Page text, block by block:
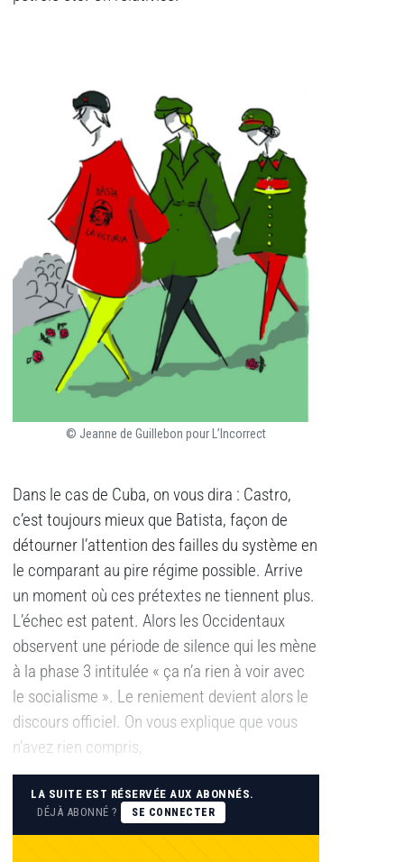
© Jeanne de Guillebon pour L’Incorrect
Dans le cas de Cuba, on vous dira : Castro,
c’est toujours mieux que Batista, façon de
détourner l’attention des failles du système en
le comparant au pire régime possible. Arrive
un moment où ces prétextes ne tiennent plus.
L’échec est patent. Alors les Occidentaux
observent une période de silence qui les mène
à la phase 3 intitulée « ça n’a rien à voir avec
le socialisme ». Le reniement devient alors le
discours officiel. On vous explique que vous
n’avez rien compris,
LA SUITE EST RÉSERVÉE AUX ABONNÉS.
DÉJÀ ABONNÉ ?
SE CONNECTER